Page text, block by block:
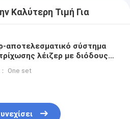
Καλύτερη Τιμή Για
αποτελεσματικό σύστημα
λέιζερ με διόδους
One set